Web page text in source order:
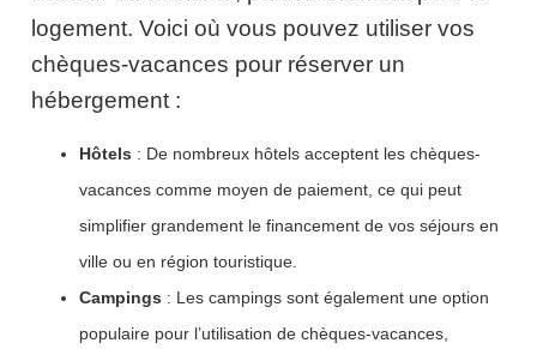
logement. Voici où vous pouvez utiliser vos
chèques-vacances pour réserver un
hébergement :
Hôtels : De nombreux hôtels acceptent les chèques-
vacances comme moyen de paiement, ce qui peut
simplifier grandement le financement de vos séjours en
ville ou en région touristique.
Campings : Les campings sont également une option
populaire pour l’utilisation de chèques-vacances,